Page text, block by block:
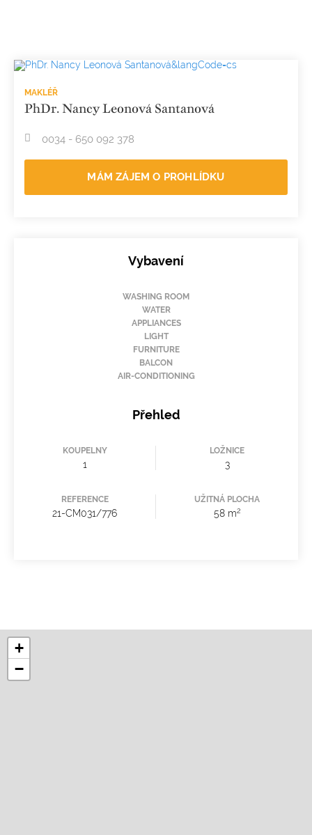
MAKLÉŘ
PhDr. Nancy Leonová Santanová
0034 - 650 092 378
MÁM ZÁJEM O PROHLÍDKU
Vybavení
WASHING ROOM
WATER
APPLIANCES
LIGHT
FURNITURE
BALCON
AIR-CONDITIONING
Přehled
KOUPELNY
1
LOŽNICE
3
REFERENCE
21-CM031/776
UŽITNÁ PLOCHA
58 m2
+
−